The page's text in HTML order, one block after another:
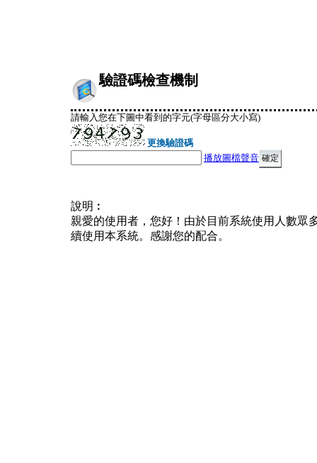
驗證碼檢查機制
請輸入您在下圖中看到的字元(字母區分大小寫)
更換驗證碼
播放圖檔聲音
說明︰
親愛的使用者，您好！由於目前系統使用人數眾
續使用本系統。感謝您的配合。